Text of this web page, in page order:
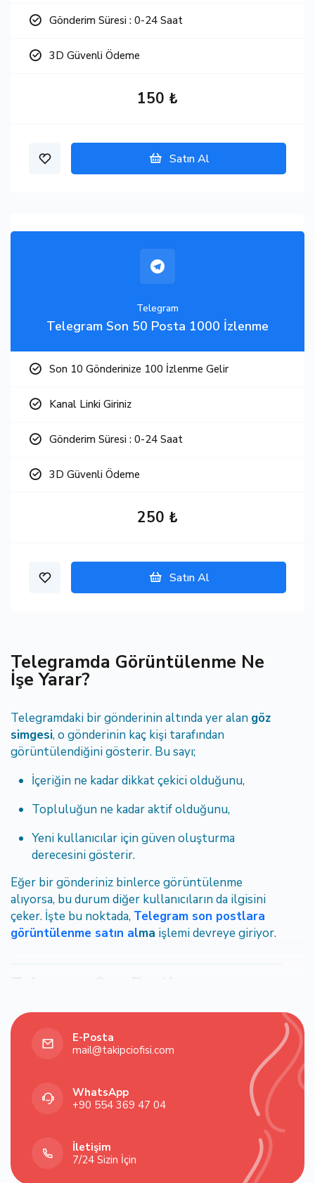
Gönderim Süresi : 0-24 Saat
3D Güvenli Ödeme
150 ₺
Satın Al
Telegram
Telegram Son 50 Posta 1000 İzlenme
Son 10 Gönderinize 100 İzlenme Gelir
Kanal Linki Giriniz
Gönderim Süresi : 0-24 Saat
3D Güvenli Ödeme
250 ₺
Satın Al
Telegramda Görüntülenme Ne
İşe Yarar?
Telegramdaki bir gönderinin altında yer alan göz
simgesi, o gönderinin kaç kişi tarafından
görüntülendiğini gösterir. Bu sayı;
İçeriğin ne kadar dikkat çekici olduğunu,
Topluluğun ne kadar aktif olduğunu,
Yeni kullanıcılar için güven oluşturma
derecesini gösterir.
Eğer bir gönderiniz binlerce görüntülenme
alıyorsa, bu durum diğer kullanıcıların da ilgisini
çeker. İşte bu noktada, Telegram son postlara
görüntülenme satın alma işlemi devreye giriyor.
Avantajları
1. Güven ve Prestij Artışı
Yeni gelen kullanıcılar, yüksek görüntülenmeli
içeriklere daha fazla güven duyar. Bu da
marka
2. Algoritma Desteği
E-Posta
mail@takipciofisi.com
WhatsApp
‪+90 554 369 47 04‬
İletişim
7/24 Sizin İçin